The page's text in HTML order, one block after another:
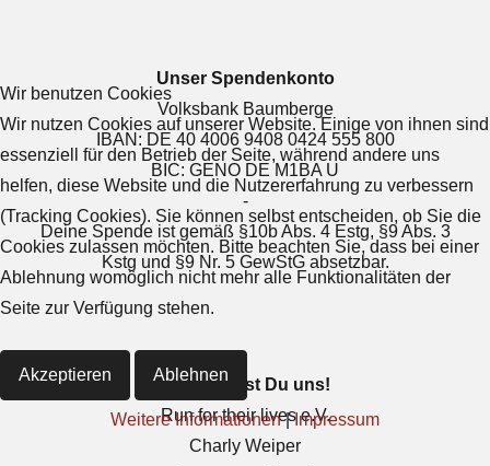
Unser Spendenkonto
Volksbank Baumberge
IBAN: DE 40 4006 9408 0424 555 800
BIC: GENO DE M1BA U
-
Deine Spende ist gemäß §10b Abs. 4 Estg, §9 Abs. 3
Kstg und §9 Nr. 5 GewStG absetzbar.
So erreichst Du uns!
Run for their lives e.V.
Charly Weiper
Wir benutzen Cookies
Wir nutzen Cookies auf unserer Website. Einige von ihnen sind
essenziell für den Betrieb der Seite, während andere uns
helfen, diese Website und die Nutzererfahrung zu verbessern
(Tracking Cookies). Sie können selbst entscheiden, ob Sie die
Cookies zulassen möchten. Bitte beachten Sie, dass bei einer
Ablehnung womöglich nicht mehr alle Funktionalitäten der
Seite zur Verfügung stehen.
Akzeptieren Ablehnen
Weitere Informationen|Impressum